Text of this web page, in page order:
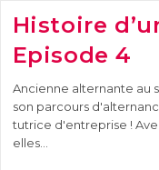
Histoire
Episode 4
Ancienne alternante au
son parcours
tutrice d'entreprise !
elles…